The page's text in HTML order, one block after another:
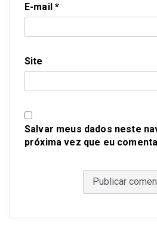
E-mail*
Site
Salvar meus dados neste
próxima vez que eu